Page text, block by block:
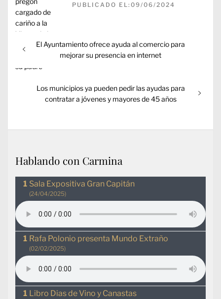
PUBLICADO EL:09/06/2024
Navegación
de
entradas
Entrada
anterior:
El Ayuntamiento ofrece ayuda al comercio para
mejorar su presencia en internet
Entrada
siguiente:
Los municipios ya pueden pedir las ayudas para
contratar a jóvenes y mayores de 45 años
Hablando con Carmina
Sala Expositiva Gran Capitán
(24/04/2025)
Rafa Polonio presenta Mundo Extraño
(02/02/2025)
Libro Dias de Vino y Canastas